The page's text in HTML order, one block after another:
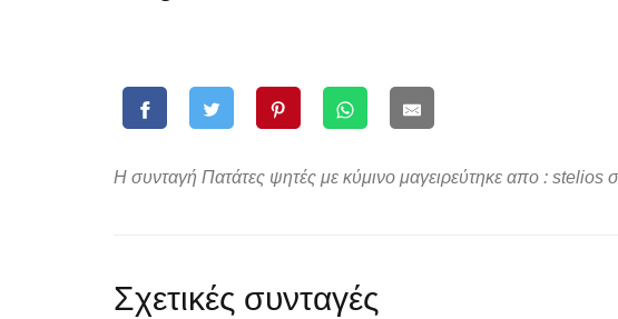
Η συνταγή Πατάτες ψητές με κύμινο μαγειρεύτηκε απο : stelios
Σχετικές συνταγές